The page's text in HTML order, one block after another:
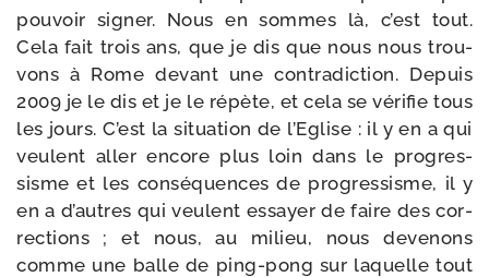
pou­voir signer. Nous en sommes là, c’est tout.
Cela fait trois ans, que je dis que nous nous trou­
vons à Rome devant une contra­dic­tion. Depuis
2009 je le dis et je le répète, et cela se véri­fie tous
les jours. C’est la situa­tion de l’Eglise : il y en a qui
veulent aller encore plus loin dans le pro­gres­
sisme et les consé­quences de pro­gres­sisme, il y
en a d’autres qui veulent essayer de faire des cor­
rec­tions ; et nous, au milieu, nous deve­nons
comme une balle de ping-​pong sur laquelle tout